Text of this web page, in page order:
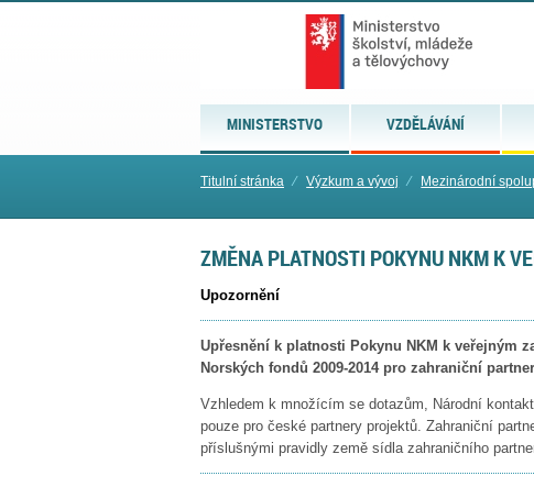
MINISTERSTVO VZDĚLÁVÁNÍ
Titulní stránka ⁄ Výzkum a vývoj ⁄ Mezinárodní
ZMĚNA PLATNOSTI POKYNU NKM K
Upozornění
Upřesnění k platnosti Pokynu NKM k veřejným
Norských fondů 2009-2014 pro zahraniční
Vzhledem k množícím se dotazům, Národní
pouze pro české partnery projektů. Zahraniční
příslušnými pravidly země sídla zahraničního